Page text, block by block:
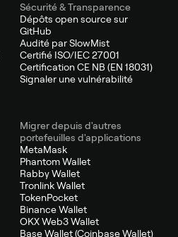
Sécurité & Transparence
Dépôts open source sur
GitHub
Audité par SlowMist
Certifié ISO/IEC 27001
Certification CE NB (EN 18031)
Signaler une vulnérabilité
Migrer depuis d'autres
portefeuilles d'applications
MetaMask
Phantom Wallet
Rabby Wallet
Tronlink Wallet
TokenPocket
Binance Wallet
OKX Web3 Wallet
Base Wallet (Coinbase Wallet)